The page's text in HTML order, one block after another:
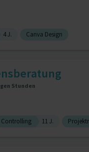
4 J. Canva Design
Stunden
Controlling 11 J.